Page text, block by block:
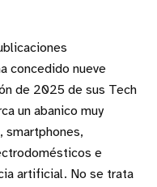
concedido nueve
de 2025 de sus Tech
un abanico muy
smartphones,
e
artificial. No se trata